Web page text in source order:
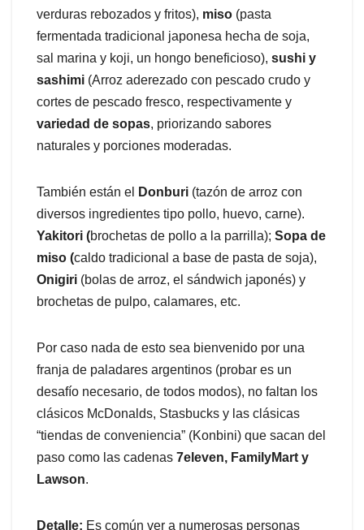
verduras rebozados y fritos), miso (pasta
fermentada tradicional japonesa hecha de soja,
sal marina y koji, un hongo beneficioso), sushi y
sashimi (Arroz aderezado con pescado crudo y
cortes de pescado fresco, respectivamente y
variedad de sopas, priorizando sabores
naturales y porciones moderadas.
También están el Donburi (tazón de arroz con
diversos ingredientes tipo pollo, huevo, carne).
Yakitori (brochetas de pollo a la parrilla); Sopa de
miso (caldo tradicional a base de pasta de soja),
Onigiri (bolas de arroz, el sándwich japonés) y
brochetas de pulpo, calamares, etc.
Por caso nada de esto sea bienvenido por una
franja de paladares argentinos (probar es un
desafío necesario, de todos modos), no faltan los
clásicos McDonalds, Stasbucks y las clásicas
“tiendas de conveniencia” (Konbini) que sacan del
paso como las cadenas 7eleven, FamilyMart y
Lawson.
Detalle: Es común ver a numerosas personas